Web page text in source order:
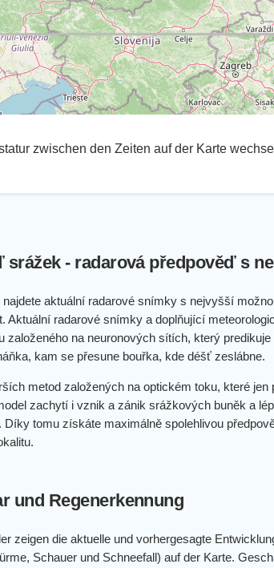
zwischen den Zeiten auf der Karte
srážek - radarová předpověď s
najdete aktuální radarové snímky s nejvyšší
Aktuální radarové snímky a doplňující
založeného na neuronových sítích, který
kam se přesune bouřka, kde déšť zeslábne.
metod založených na optickém toku, které
zachytí i vznik a zánik srážkových buněk a
Díky tomu získáte maximálně spolehlivou
und Regenerkennung
zeigen die aktuelle und vorhergesagte
Schauer und Schneefall) auf der Karte.